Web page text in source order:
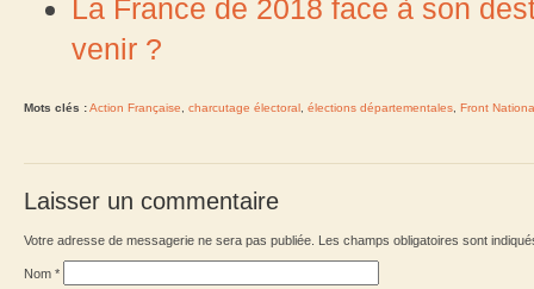
La France de 2018 face à son
venir ?
Mots clés :Action Française charcutage électoral élections départementales Front
Laisser un commentaire
Votre adresse de messagerie ne sera pas publiée. Les champs obligatoires sont
Nom *